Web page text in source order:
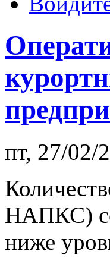
пт, 27/02/
НАПКС)
ниже